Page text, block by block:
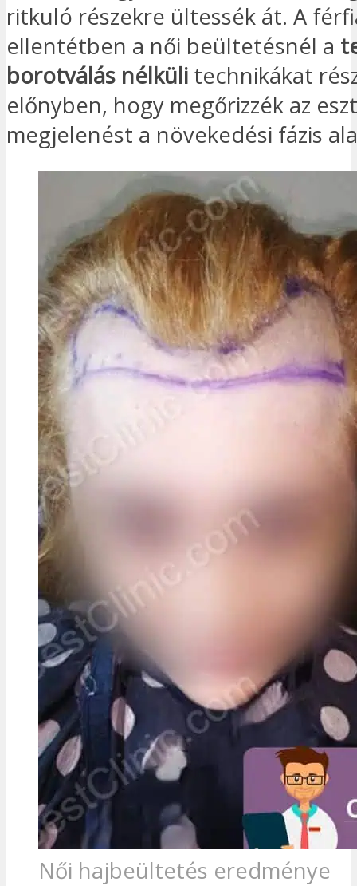
ritkuló részekre ültessék át. A
ellentétben a női beültetésnél a
borotválás nélküli technikákat
előnyben, hogy megőrizzék az
megjelenést a növekedési fázis
Női hajbeültetés eredménye